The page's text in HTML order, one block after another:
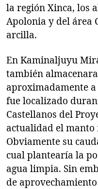
la región Xinca, los
Apolonia y del área
arcilla.
En Kaminaljuyu
también
aproximadamente a
fue localizado
Castellanos del
actualidad el manto
Obviamente su
cual plantearía la
agua limpia. Sin
de